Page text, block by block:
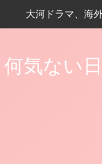
大河ドラマ、海
何気ない